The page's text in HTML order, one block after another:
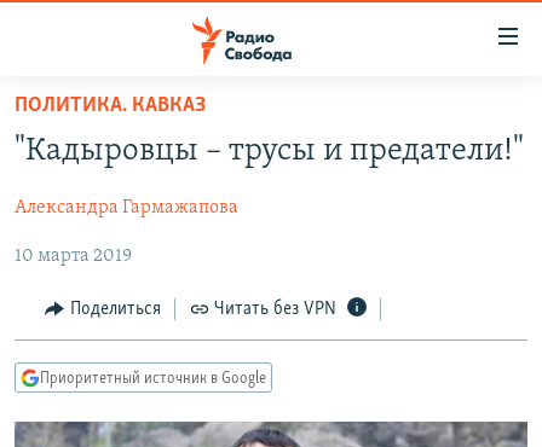
упрощенного
доступа
содержанию
Вернутся
главной
навигации
Вернутся
ПРОГРАММЫ
ПОДКАСТЫ
АВТОРСКИЕ ПРОЕКТЫ
ЦИТАТЫ СВОБОДЫ
МНЕНИЯ
КУЛЬТУРА
IDEL.РЕАЛИИ
КАВКАЗ.РЕАЛИИ
ПОЛИТИКА. КАВКАЗ
"Кадыровцы – трусы и предатели!"
Александра Гармажапова
10 марта 2019
Поделиться Читать без VPN
Приоритетный источник в Google